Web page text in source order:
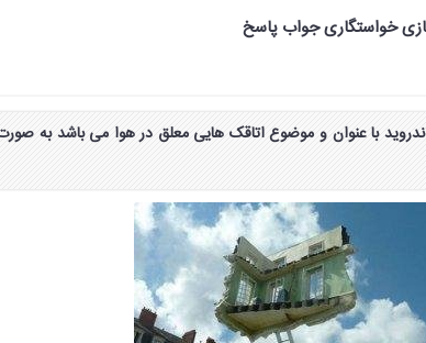
خواستگاری جواب پاسخ
با عنوان و موضوع اتاقک‌ هایی معلق در هوا می باشد به